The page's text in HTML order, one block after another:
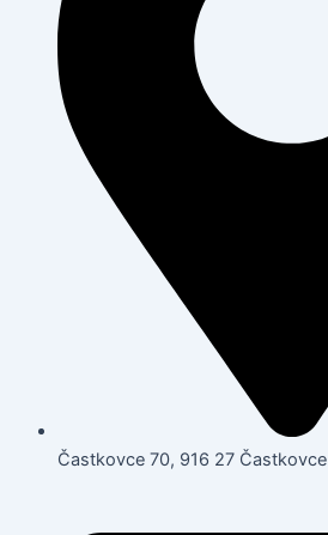
Častkovce 70, 916 27 Častkovce